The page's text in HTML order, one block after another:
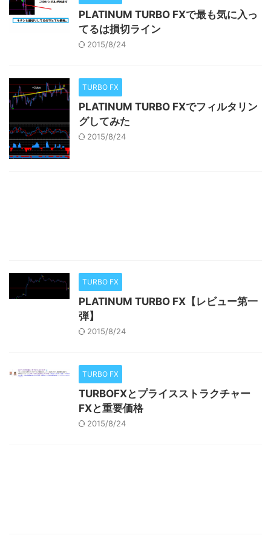
PLATINUM TURBO FXで最も気に入っ
てるは損切ライン
2015/8/24
TURBO FX
PLATINUM TURBO FXでフィルタリン
グしてみた
2015/8/24
TURBO FX
PLATINUM TURBO FX【レビュー第一
弾】
2015/8/24
TURBO FX
TURBOFXとプライスストラクチャー
FXと重要価格
2015/8/24